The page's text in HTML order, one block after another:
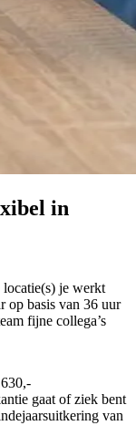
in
je werkt
op basis van 36 uur
fijne collega’s
gaat of ziek bent
van